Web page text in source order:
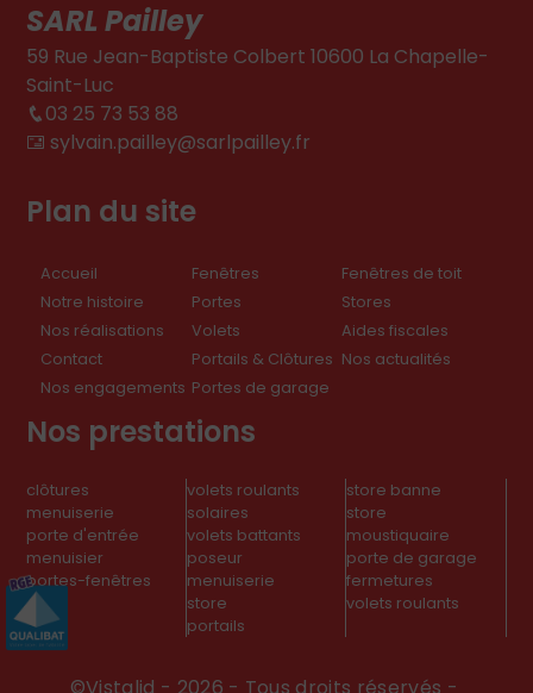
SARL Pailley
59 Rue Jean-Baptiste Colbert 10600 La Chapelle-
Saint-Luc
03 25 73 53 88
sylvain.pailley@sarlpailley.fr
Plan du site
Accueil
Notre histoire
Nos réalisations
Contact
Nos engagements
Fenêtres
Portes
Volets
Portails & Clôtures
Portes de garage
Fenêtres de toit
Stores
Aides fiscales
Nos actualités
Nos prestations
clôtures
menuiserie
porte d'entrée
menuisier
portes-fenêtres
volets roulants
solaires
volets battants
poseur
menuiserie
store
portails
store banne
store
moustiquaire
porte de garage
fermetures
volets roulants